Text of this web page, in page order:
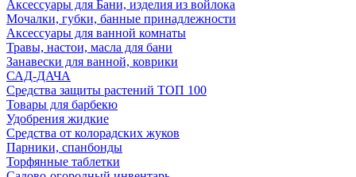
Аксессуары для Бани, изделия из войлока
Мочалки, губки, банные принадлежности
Аксессуары для ванной комнаты
Травы, настои, масла для бани
Занавески для ванной, коврики
САД-ДАЧА
Средства защиты растений ТОП 100
Товары для барбекю
Удобрения жидкие
Средства от колорадских жуков
Парники, спанбонды
Торфянные таблетки